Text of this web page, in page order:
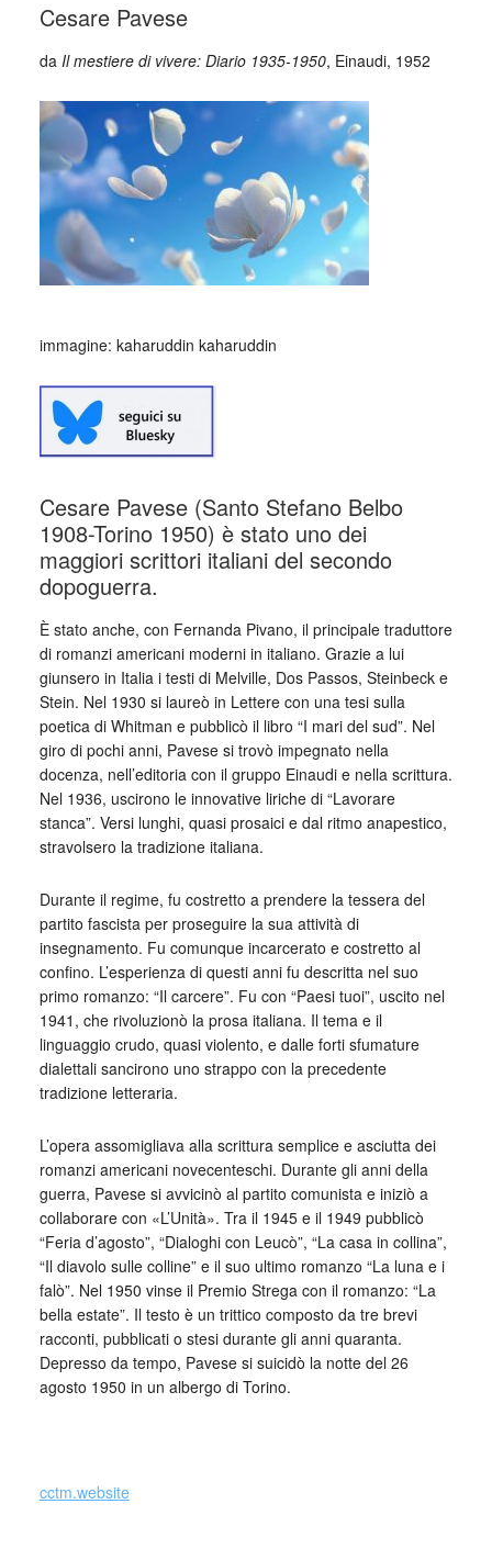
Cesare Pavese
da Il mestiere di vivere: Diario 1935-1950, Einaudi, 1952
immagine: kaharuddin kaharuddin
Cesare Pavese (Santo Stefano Belbo
1908-Torino 1950) è stato uno dei
maggiori scrittori italiani del secondo
dopoguerra.
È stato anche, con Fernanda Pivano, il principale traduttore
di romanzi americani moderni in italiano. Grazie a lui
giunsero in Italia i testi di Melville, Dos Passos, Steinbeck e
Stein. Nel 1930 si laureò in Lettere con una tesi sulla
poetica di Whitman e pubblicò il libro “I mari del sud”. Nel
giro di pochi anni, Pavese si trovò impegnato nella
docenza, nell’editoria con il gruppo Einaudi e nella scrittura.
Nel 1936, uscirono le innovative liriche di “Lavorare
stanca”. Versi lunghi, quasi prosaici e dal ritmo anapestico,
stravolsero la tradizione italiana.
Durante il regime, fu costretto a prendere la tessera del
partito fascista per proseguire la sua attività di
insegnamento. Fu comunque incarcerato e costretto al
confino. L’esperienza di questi anni fu descritta nel suo
primo romanzo: “Il carcere”. Fu con “Paesi tuoi”, uscito nel
1941, che rivoluzionò la prosa italiana. Il tema e il
linguaggio crudo, quasi violento, e dalle forti sfumature
dialettali sancirono uno strappo con la precedente
tradizione letteraria.
L’opera assomigliava alla scrittura semplice e asciutta dei
romanzi americani novecenteschi. Durante gli anni della
guerra, Pavese si avvicinò al partito comunista e iniziò a
collaborare con «L’Unità». Tra il 1945 e il 1949 pubblicò
“Feria d’agosto”, “Dialoghi con Leucò”, “La casa in collina”,
“Il diavolo sulle colline” e il suo ultimo romanzo “La luna e i
falò”. Nel 1950 vinse il Premio Strega con il romanzo: “La
bella estate”. Il testo è un trittico composto da tre brevi
racconti, pubblicati o stesi durante gli anni quaranta.
Depresso da tempo, Pavese si suicidò la notte del 26
agosto 1950 in un albergo di Torino.
cctm.website